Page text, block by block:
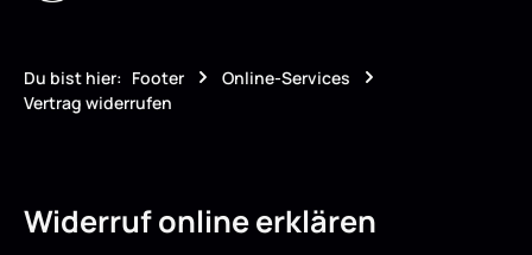
Du bist hier: Footer
Online-Services
Vertrag widerrufen
Widerruf online erklären